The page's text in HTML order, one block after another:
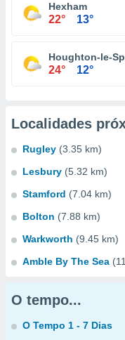
Hexham
22° 13°
Houghton-le-
24° 12°
Localidades
Rugley (3.35 km)
Lesbury (5.32 km)
Stamford (7.04 km)
Bolton (7.88 km)
Warkworth (9.45 km)
Amble By The Sea
O tempo...
O Tempo 1 - 7 Dias